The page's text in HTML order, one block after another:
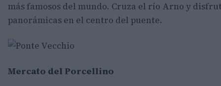
más famosos del mundo. Cruza el río Arno y
panorámicas en el centro del puente.
Mercato del Porcellino